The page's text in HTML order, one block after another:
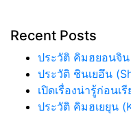
Recent Posts
ประวัติ คิมฮยอนจิ
ประวัติ ชินเยอึน
เปิดเรื่องน่ารู้ก่อนเ
ประวัติ คิมฮเยยุน